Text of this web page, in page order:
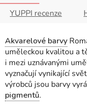
YUPPI recenze
Akvarelové barvy
uměleckou kvalitou a
i mezi uznávanými
vyznačují vynikající
výrobců jsou barvy
pigmentů.